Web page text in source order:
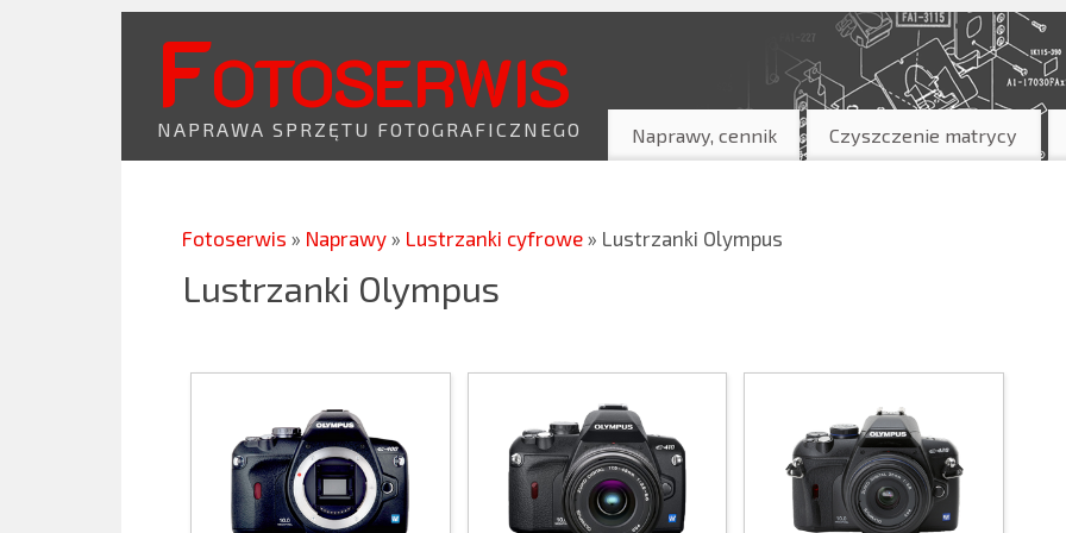
Fotoserwis
NAPRAWA SPRZĘTU FOTOGRAFICZNEGO Naprawy, cennik Czyszczenie matrycy
Fotoserwis » Naprawy » Lustrzanki cyfrowe » Lustrzanki Olympus
Lustrzanki Olympus